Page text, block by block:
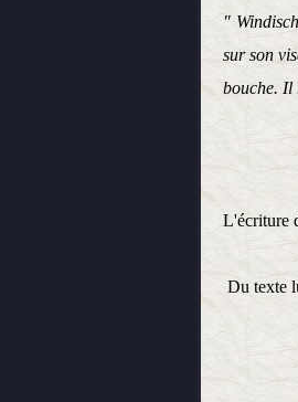
"
sur son
bouche. Il
L'écriture
Du texte